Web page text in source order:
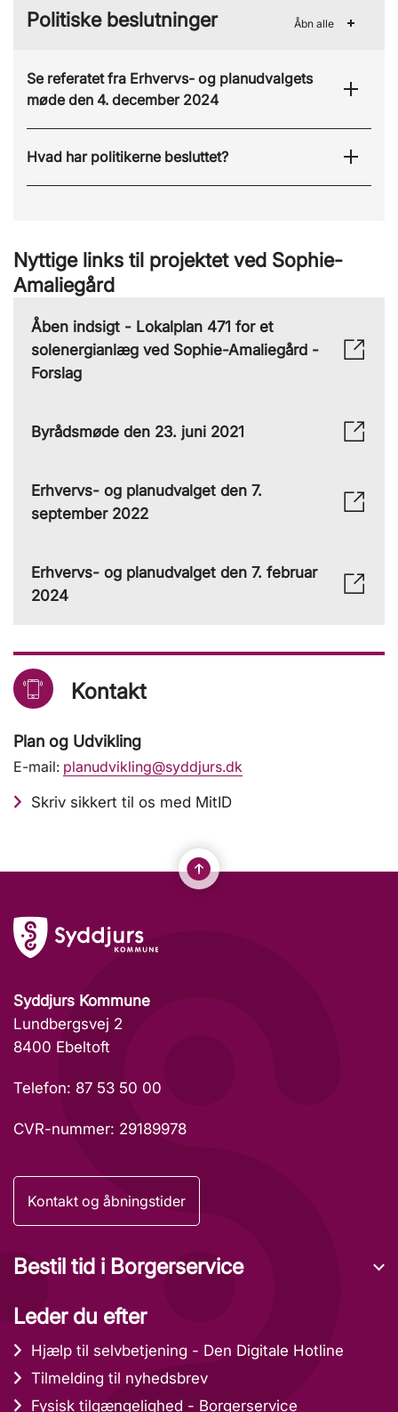
Politiske beslutninger Åbn alle
Se referatet fra Erhvervs- og planudvalgets
møde den 4. december 2024
Hvad har politikerne besluttet?
Nyttige links til projektet ved Sophie-
Amaliegård
Åben indsigt - Lokalplan 471 for et
solenergianlæg ved Sophie-Amaliegård -
Forslag
Byrådsmøde den 23. juni 2021
Erhvervs- og planudvalget den 7.
september 2022
Erhvervs- og planudvalget den 7. februar
2024
Kontakt
Plan og Udvikling
E-mail: planudvikling@syddjurs.dk
Skriv sikkert til os med MitID
Syddjurs Kommune
Lundbergsvej 2
8400 Ebeltoft
Telefon: 87 53 50 00
CVR-nummer: 29189978
Kontakt og åbningstider
Bestil tid i Borgerservice
Leder du efter
Hjælp til selvbetjening - Den Digitale Hotline
Tilmelding til nyhedsbrev
Fysisk tilgængelighed - Borgerservice